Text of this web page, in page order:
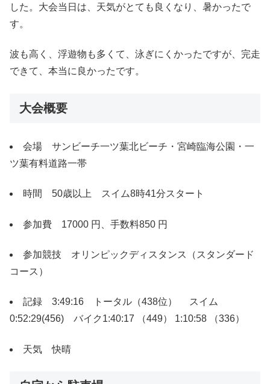
した。大会当日は、天気がとても良くなり、暑かったで
す。
波も高く、浮遊物も多くて、泳ぎにくかったですが、完走
できて、本当に良かったです。
大会概要
会場 サンビーチ一ツ葉北ビーチ・宮崎臨海公園・一
ツ葉有料道路一帯
時間 50歳以上 スイム8時41分スタート
参加費 17000 円、手数料850 円
参加競技 オリンピックディスタンス（スタンダード
コース）
記録 3:49:16 トータル（438位） スイム
0:52:29(456) バイク1:40:17 （449） 1:10:58 （336）
天気 快晴